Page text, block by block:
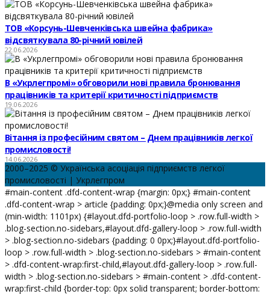
ТОВ «Корсунь-Шевченківська швейна фабрика»
відсвяткувала 80-річний ювілей
22.06.2026
В «Укрлегпромі» обговорили нові правила бронювання
працівників та критерії критичності підприємств
19.06.2026
Вітання із професійним святом – Днем працівників легкої
промисловості!
14.06.2026
2000–2025 © Українська асоціація підприємств легкої
промисловості | Укрлегпром
#main-content .dfd-content-wrap {margin: 0px;} #main-content
.dfd-content-wrap > article {padding: 0px;}@media only screen and
(min-width: 1101px) {#layout.dfd-portfolio-loop > .row.full-width >
.blog-section.no-sidebars,#layout.dfd-gallery-loop > .row.full-width
> .blog-section.no-sidebars {padding: 0 0px;}#layout.dfd-portfolio-
loop > .row.full-width > .blog-section.no-sidebars > #main-content
> .dfd-content-wrap:first-child,#layout.dfd-gallery-loop > .row.full-
width > .blog-section.no-sidebars > #main-content > .dfd-content-
wrap:first-child {border-top: 0px solid transparent; border-bottom: